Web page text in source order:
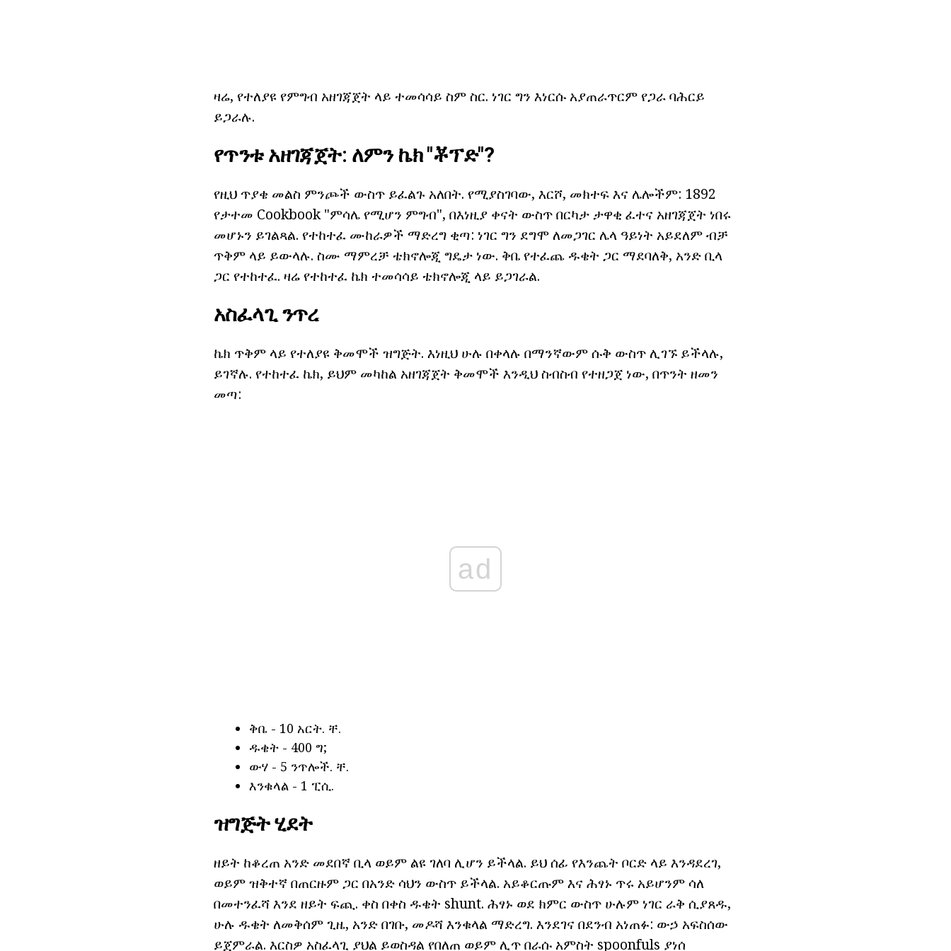
ዛሬ, የተለያዩ የምግብ አዘገጃጀት ላይ ተመሳሳይ ስም ስር. ነገር ግን እነርሱ አያጠራጥርም የጋራ ባሕርይ
ይጋራሉ.
የጥንቱ አዘገጃጀት: ለምን ኬክ "ቾፕድ"?
የዚህ ጥያቄ መልስ ምንጮች ውስጥ ይፈልጉ አለበት. የሚያስገባው, እርሾ, መክተፍ እና ሌሎችም: 1892
የታተመ Cookbook "ምሳሌ የሚሆን ምግብ", በእነዚያ ቀናት ውስጥ በርካታ ታዋቂ ፈተና አዘገጃጀት ነበሩ
መሆኑን ይገልጻል. የተከተፈ ሙከራዎች ማድረግ ቂጣ: ነገር ግን ደግሞ ለመጋገር ሌላ ዓይነት አይደለም ብቻ
ጥቅም ላይ ይውላሉ. ስሙ ማምረቻ ቴክኖሎጂ ግዴታ ነው. ቅቤ የተፈጨ ዱቄት ጋር ማደባለቅ, አንድ ቢላ
ጋር የተከተፈ. ዛሬ የተከተፈ ኬክ ተመሳሳይ ቴክኖሎጂ ላይ ይጋገራል.
አስፈላጊ ንጥረ
ኬክ ጥቅም ላይ የተለያዩ ቅመሞች ዝግጅት. እነዚህ ሁሉ በቀላሉ በማንኛውም ሱቅ ውስጥ ሊገኙ ይችላሉ,
ይገኛሉ. የተከተፈ ኬክ, ይህም መካከል አዘገጃጀት ቅመሞች እንዲህ ስብስብ የተዘጋጀ ነው, በጥንት ዘመን
መጣ:
ad
ቅቤ - 10 አርት. ቸ.
ዱቄት - 400 ግ;
ውሃ - 5 ንጥሎች. ቸ.
እንቁላል - 1 ፒሲ.
ዝግጅት ሂደት
ዘይት ከቆረጠ አንድ መደበኛ ቢላ ወይም ልዩ ገለባ ሊሆን ይችላል. ይህ ሰፊ የእንጨት ቦርድ ላይ እንዳደረገ,
ወይም ዝቅተኛ በጠርዙም ጋር በአንድ ሳህን ውስጥ ይችላል. አይቆርጡም እና ሕፃኑ ጥሩ አይሆንም ሳለ
በመተንፈሻ እንደ ዘይት ፍጪ. ቀስ በቀስ ዱቄት shunt. ሕፃኑ ወደ ክምር ውስጥ ሁሉም ነገር ራቅ ሲያጸዱ,
ሁሉ ዱቄት ለመቅሰም ጊዜ, አንድ በገቡ, መዶሻ እንቁላል ማድረግ. እንደገና በደንብ አነጠፉ: ውኃ አፍስሰው
ይጀምራል. እርስዎ አስፈላጊ ያህል ይወስዳል የበለጠ ወይም ሊጥ በራሱ አምስት spoonfuls ያነሰ